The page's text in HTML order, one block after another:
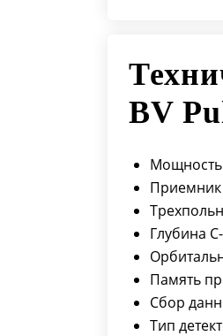
BV
Мощность
Приемник
Глубина
Память
Сбор
Тип